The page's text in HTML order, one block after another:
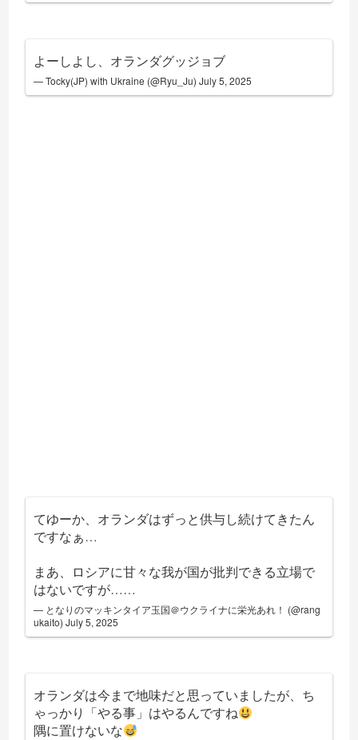
よーしよし、オランダグッジョブ
— Tocky(JP) with Ukraine (@Ryu_Ju)July 5, 2025
てゆーか、オランダはずっと供与し続けてきたん
ですなぁ…
まあ、ロシアに甘々な我が国が批判できる立場で
はないですが……
— となりのマッキンタイア玉国＠ウクライナに栄光あれ！ (@rang
ukaito)July 5, 2025
オランダは今まで地味だと思っていましたが、ち
ゃっかり「やる事」はやるんですね
隅に置けないな